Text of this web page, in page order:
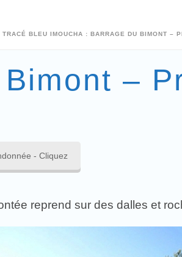
TRACÉ BLEU IMOUCHA : BARRAGE DU BIMONT –
–
- Cliquez
reprend sur des dalles et